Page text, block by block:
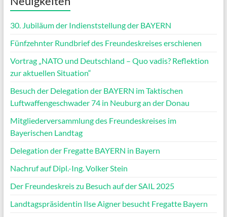
30. Jubiläum der Indienststellung der BAYERN
Fünfzehnter Rundbrief des Freundeskreises erschienen
Vortrag „NATO und Deutschland – Quo vadis? Reflektion
zur aktuellen Situation“
Besuch der Delegation der BAYERN im Taktischen
Luftwaffengeschwader 74 in Neuburg an der Donau
Mitgliederversammlung des Freundeskreises im
Bayerischen Landtag
Delegation der Fregatte BAYERN in Bayern
Nachruf auf Dipl.-Ing. Volker Stein
Der Freundeskreis zu Besuch auf der SAIL 2025
Landtagspräsidentin Ilse Aigner besucht Fregatte Bayern